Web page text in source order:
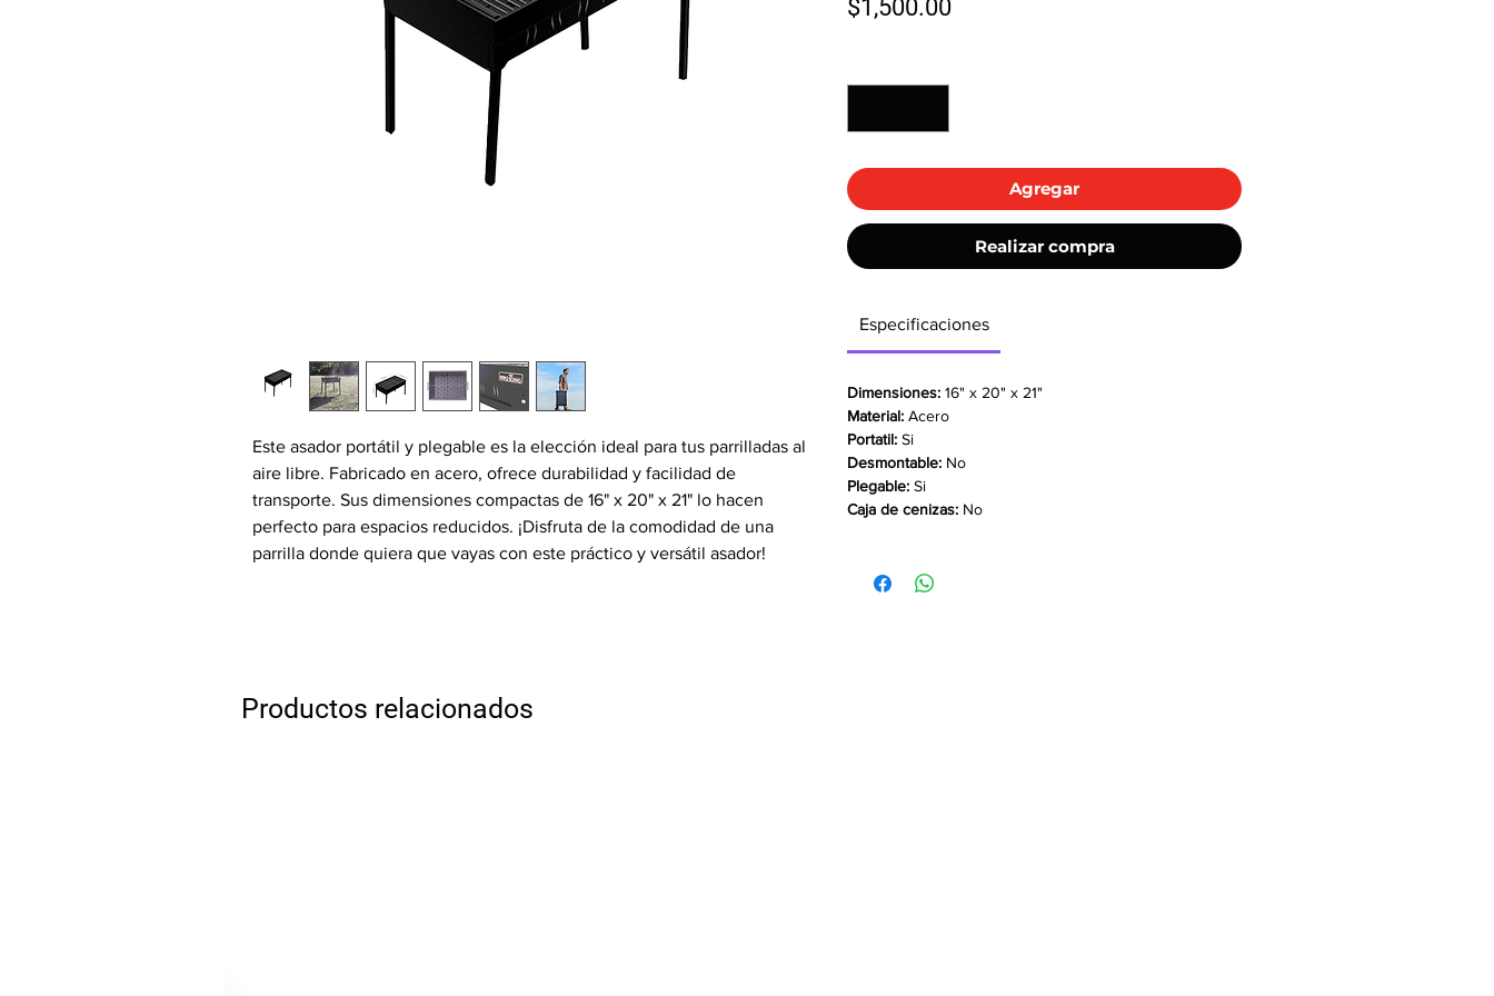
Este asador portátil y plegable es la elección ideal para tus parrilladas al
aire libre. Fabricado en acero, ofrece durabilidad y facilidad de
transporte. Sus dimensiones compactas de 16" x 20" x 21" lo hacen
perfecto para espacios reducidos. ¡Disfruta de la comodidad de una
parrilla donde quiera que vayas con este práctico y versátil asador!
$1,500.00Precio
Agregar
Realizar compra
Especificaciones
Dimensiones: 16" x 20" x 21"
Material: Acero
Portatil: Si
Desmontable: No
Plegable: Si
Caja de cenizas: No
Productos relacionados